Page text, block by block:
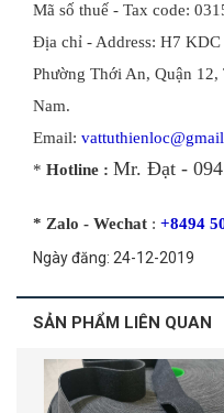
Mã số thuế - Tax code:
Địa chỉ - Address: H7
Phường Thới An, Quận
Nam.
Email:
* Hotline : Mr. Đạt -
* Zalo - Wechat : +8494
Ngày đăng: 24-12-2019
SẢN PHẨM LIÊN QUAN